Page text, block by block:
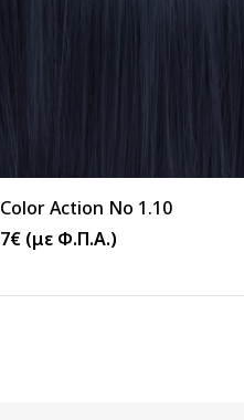
Color Action No 1.10
7€ (με Φ.Π.Α.)